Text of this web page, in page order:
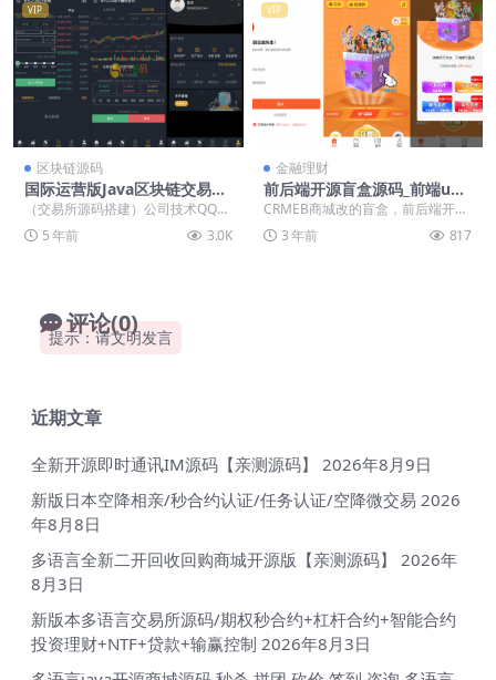
VIP
区块链源码
国际运营版Java区块链交易所
源码下载币币+法币+永续+期
（交易所源码搭建）公司技术QQ：
34401713，最新版源码 CoinExch
a... 5 年前 3.0K
VIP
金融理财
前后端开源盲盒源码_前端uni
app+后台vue+h5注册页unia
CRMEB商城改的盲盒，前后端开
源，包含后台+前端uniapp+后台vu
e+h5...
3 年前 817
评论(0)
提示：请文明发言
近期文章
全新开源即时通讯IM源码【亲测源码】
2026年8月9日
新版日本空降相亲/秒合约认证/任务认证/空降微交易 2026
年8月8日
多语言全新二开回收回购商城开源版【亲测源码】
2026年
8月3日
新版本多语言交易所源码/期权秒合约+杠杆合约+智能合约
投资理财+NTF+贷款+输赢控制 2026年8月3日